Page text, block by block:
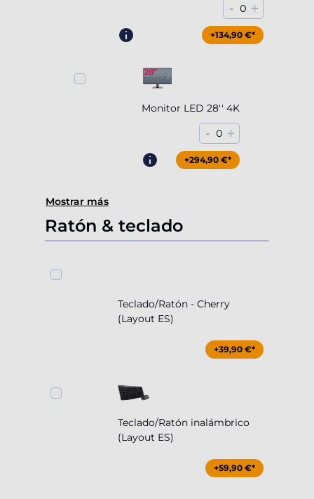
- 0 +
+204,90 €*
+134,90 €*
Monitor LED 28'' 4K
- 0 +
+294,90 €*
Mostrar más
Ratón & teclado
Teclado/Ratón - Cherry
(Layout ES)
+39,90 €*
Teclado/Ratón inalámbrico
(Layout ES)
+59,90 €*